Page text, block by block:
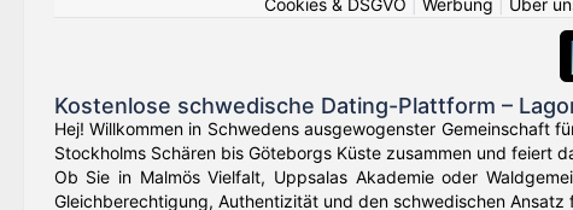
Cookies & DSGVO
Werbung Über
Kostenlose schwedische Dating-Plattform –
Hej! Willkommen in Schwedens ausgewogenster Gemeinschaft
Stockholms Schären bis Göteborgs Küste zusammen und feiert
Ob Sie in Malmös Vielfalt, Uppsalas Akademie oder
Gleichberechtigung, Authentizität und den schwedischen